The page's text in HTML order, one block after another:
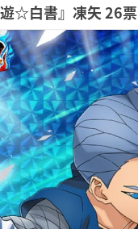
☆白書』凍矢 26票